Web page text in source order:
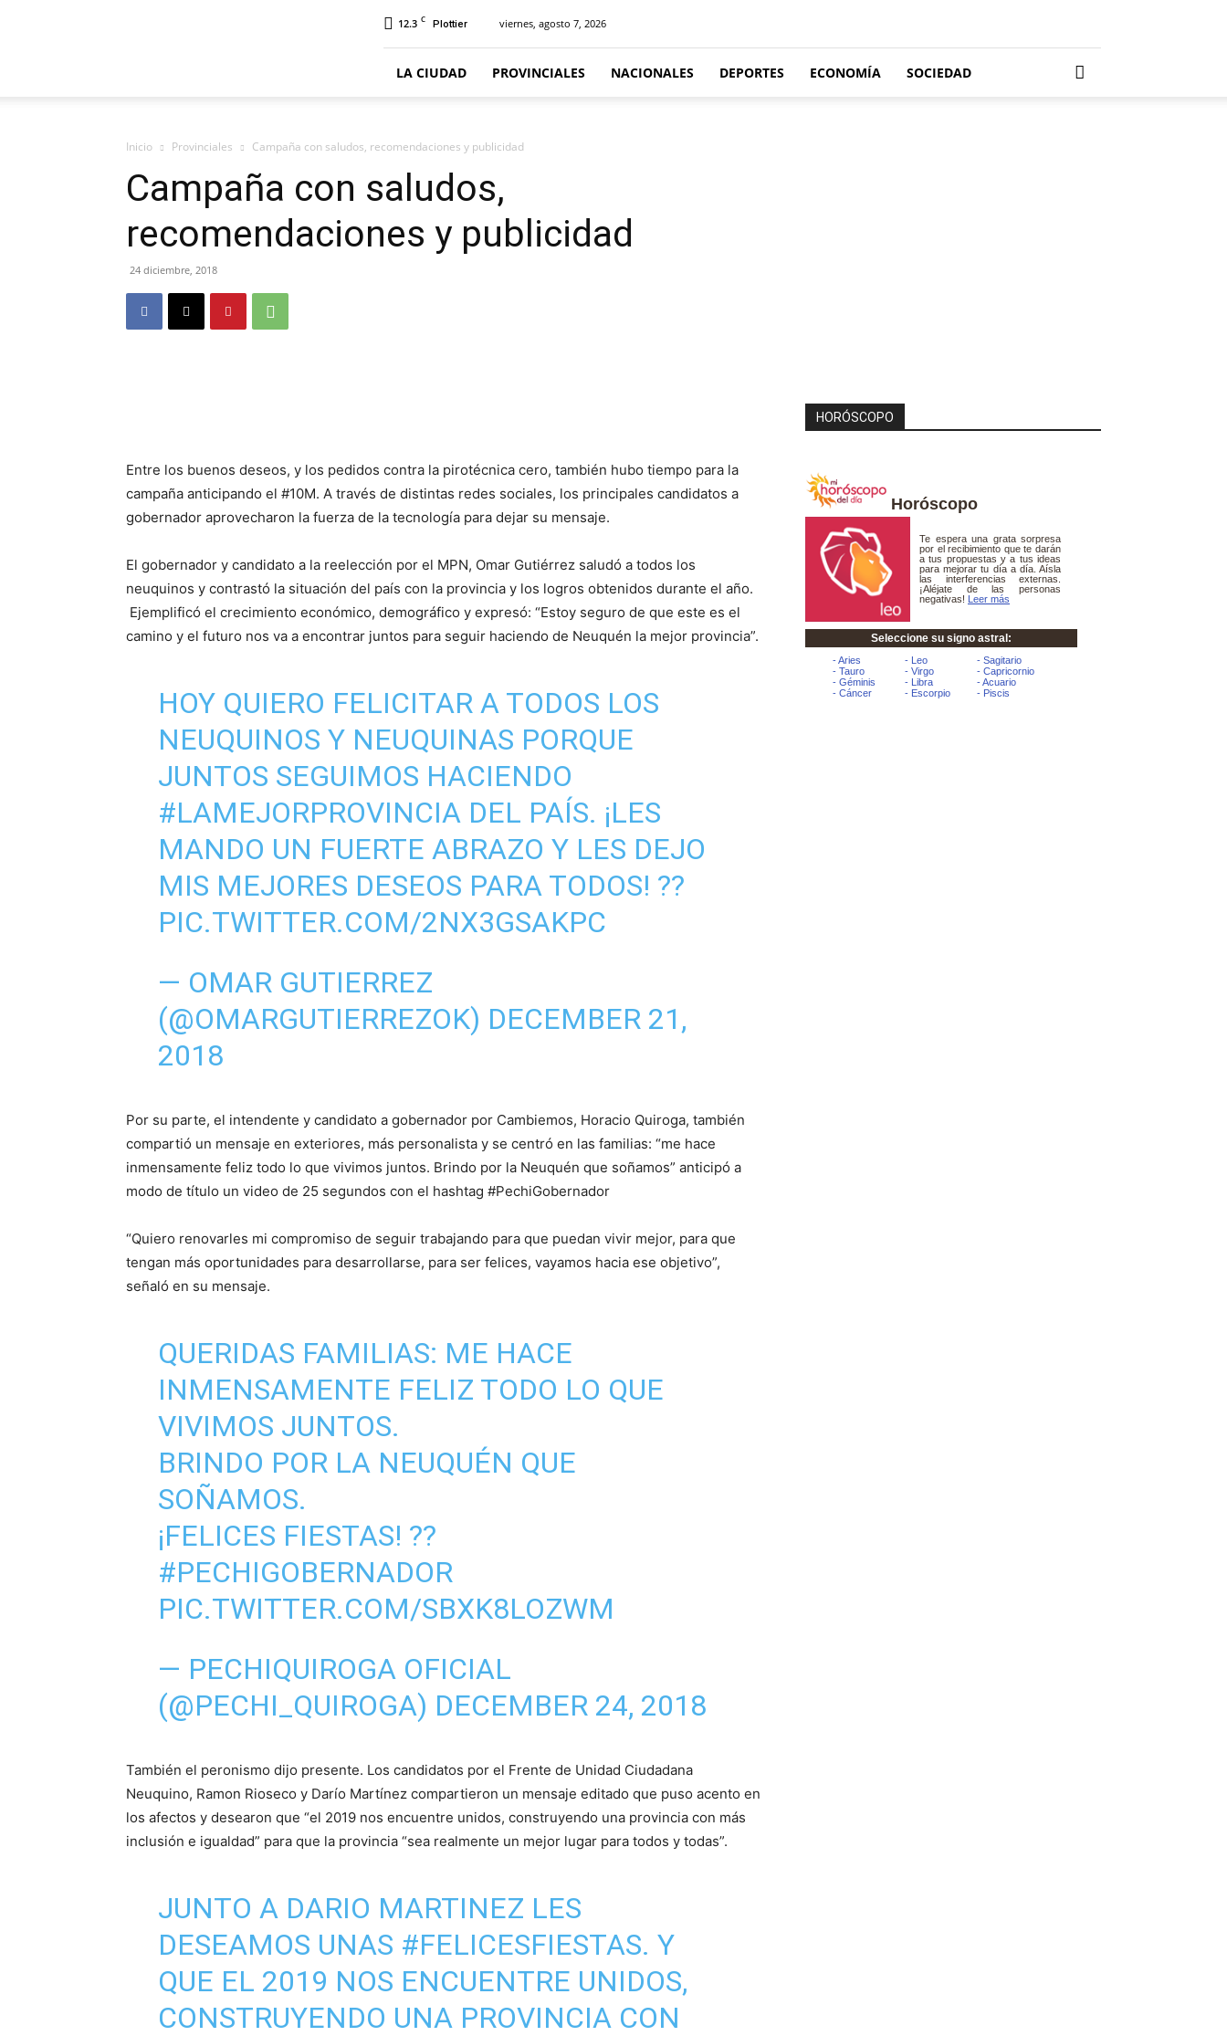
12.3 C Plottier viernes, agosto 7, 2026
LA CIUDAD PROVINCIALES NACIONALES DEPORTES ECONOMÍA SOCIEDAD
Inicio Provinciales Campaña con saludos, recomendaciones y publicidad
Campaña con saludos,
recomendaciones y publicidad
24 diciembre, 2018
Entre los buenos deseos, y los pedidos contra la pirotécnica cero, también hubo tiempo para la
campaña anticipando el #10M. A través de distintas redes sociales, los principales candidatos a
gobernador aprovecharon la fuerza de la tecnología para dejar su mensaje.
El gobernador y candidato a la reelección por el MPN, Omar Gutiérrez saludó a todos los
neuquinos y contrastó la situación del país con la provincia y los logros obtenidos durante el año.
Ejemplificó el crecimiento económico, demográfico y expresó: “Estoy seguro de que este es el
camino y el futuro nos va a encontrar juntos para seguir haciendo de Neuquén la mejor provincia”.
HOY QUIERO FELICITAR A TODOS LOS
NEUQUINOS Y NEUQUINAS PORQUE
JUNTOS SEGUIMOS HACIENDO
#LAMEJORPROVINCIADEL PAÍS. ¡LES
MANDO UN FUERTE ABRAZO Y LES DEJO
MIS MEJORES DESEOS PARA TODOS! ??
PIC.TWITTER.COM/2NX3GSAKPC
— OMAR GUTIERREZ
(@OMARGUTIERREZOK) DECEMBER 21,
2018
Por su parte, el intendente y candidato a gobernador por Cambiemos, Horacio Quiroga, también
compartió un mensaje en exteriores, más personalista y se centró en las familias: “me hace
inmensamente feliz todo lo que vivimos juntos. Brindo por la Neuquén que soñamos” anticipó a
modo de título un video de 25 segundos con el hashtag #PechiGobernador
“Quiero renovarles mi compromiso de seguir trabajando para que puedan vivir mejor, para que
tengan más oportunidades para desarrollarse, para ser felices, vayamos hacia ese objetivo”,
señaló en su mensaje.
QUERIDAS FAMILIAS: ME HACE
INMENSAMENTE FELIZ TODO LO QUE
VIVIMOS JUNTOS.
BRINDO POR LA NEUQUÉN QUE
SOÑAMOS.
¡FELICES FIESTAS! ??
#PECHIGOBERNADOR
PIC.TWITTER.COM/SBXK8LOZWM
— PECHIQUIROGA OFICIAL
(@PECHI_QUIROGA) DECEMBER 24, 2018
También el peronismo dijo presente. Los candidatos por el Frente de Unidad Ciudadana
Neuquino, Ramon Rioseco y Darío Martínez compartieron un mensaje editado que puso acento en
los afectos y desearon que “el 2019 nos encuentre unidos, construyendo una provincia con más
inclusión e igualdad” para que la provincia “sea realmente un mejor lugar para todos y todas”.
JUNTO A DARIO MARTINEZ LES
DESEAMOS UNAS #FELICESFIESTAS. Y
QUE EL 2019 NOS ENCUENTRE UNIDOS,
CONSTRUYENDO UNA PROVINCIA CON
HORÓSCOPO
Horóscopo